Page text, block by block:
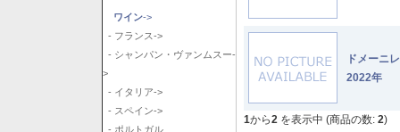
ワイン->
- フランス->
- シャンパン・ヴァンムスー-
>
- イタリア->
- スペイン->
- ポルトガル
ドメー
2022年
1から2 を表示中 (商品の数: 2)